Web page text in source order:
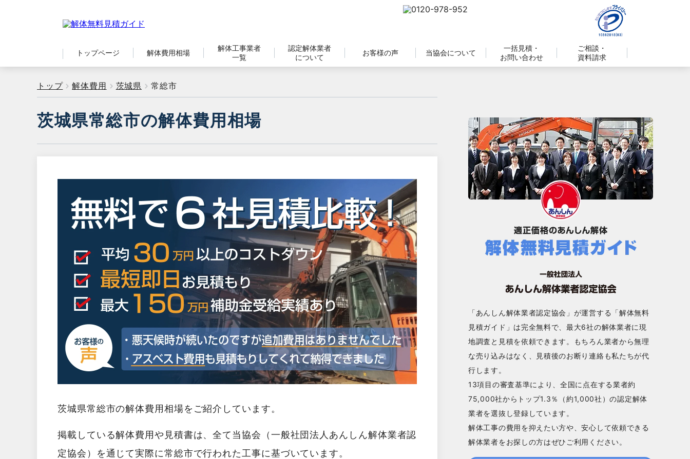
トップページ 解体費用相場
解体工事業者
一覧
認定解体業者
について
お客様の声 当協会について
一括見積・
お問い合わせ
ご相談・
資料請求
トップ 解体費用 茨城県 常総市
茨城県常総市の解体費用相場
茨城県常総市の解体費用相場をご紹介しています。
掲載している解体費用や見積書は、全て当協会（一般社団法人あんしん解体業者認
定協会）を通じて実際に常総市で行われた工事に基づいています。
「あんしん解体業者認定協会」が運営する「解体無料
見積ガイド」は完全無料で、最大6社の解体業者に現
地調査と見積を依頼できます。もちろん業者から無理
な売り込みはなく、見積後のお断り連絡も私たちが代
行します。
13項目の審査基準により、全国に点在する業者約
75,000社からトップ1.3％（約1,000社）の認定解体
業者を選抜し登録しています。
解体工事の費用を抑えたい方や、安心して依頼できる
解体業者をお探しの方はぜひご利用ください。